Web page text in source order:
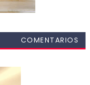
COMENTARIOS